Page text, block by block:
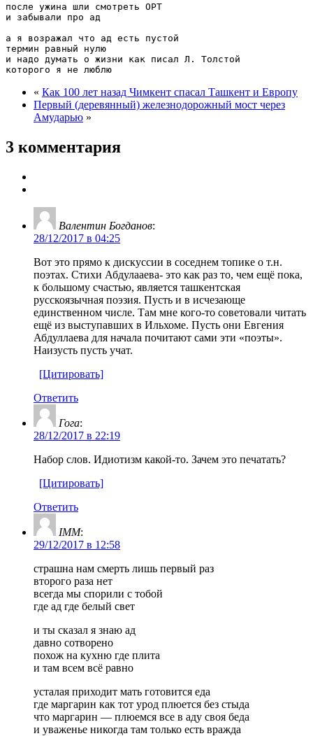
после ужина шли смотреть ОРТ
и забывали про ад
а я возражал что ад есть пустой
термин равный нулю
и надо думать о жизни как писал Л. Толстой
« Как 100 лет назад Чимкент спасал Ташкент и Европу
Первый (деревянный) железнодорожный мост через
Амударью »
3 комментария
Валентин Богданов:
28/12/2017 в 04:25
Вот это прямо к дискуссии в соседнем топике о т.н.
поэтах. Стихи Абдулааева- это как раз то, чем ещё пока,
к большому счастью, является ташкентская
русскоязычная поэзия. Пусть и в исчезающе
единственном числе. Там мне кого-то советовали читать
ещё из выступавших в Ильхоме. Пусть они Евгения
Абдуллаева для начала почитают сами эти «поэты».
Наизусть пусть учат.
[Цитировать]
Ответить
Гога:
28/12/2017 в 22:19
Набор слов. Идиотизм какой-то. Зачем это печатать?
[Цитировать]
Ответить
IMM:
29/12/2017 в 12:58
страшна нам смерть лишь первый раз
второго раза нет
всегда мы спорили с тобой
где ад где белый свет
и ты сказал я знаю ад
давно сотворено
похож на кухню где плита
и там всем всё равно
усталая приходит мать готовится еда
где маргарин как тот урод плюется без стыда
что маргарин — плюемся все в аду своя беда
и уваженье никогда там только есть вражда